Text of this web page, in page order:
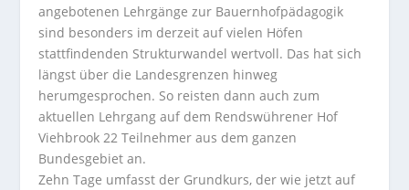
angebotenen Lehrgänge zur Bauernhofpädagogik
sind besonders im derzeit auf vielen Höfen
stattfindenden Strukturwandel wertvoll. Das hat sich
längst über die Landesgrenzen hinweg
herumgesprochen. So reisten dann auch zum
aktuellen Lehrgang auf dem Rendswührener Hof
Viehbrook 22 Teilnehmer aus dem ganzen
Bundesgebiet an.
Zehn Tage umfasst der Grundkurs, der wie jetzt auf